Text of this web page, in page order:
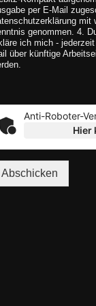
per E-Mail
mit
genommen. 4.
ich mich -
über künftige
Anti-Roboter-
Hier
Abschicken